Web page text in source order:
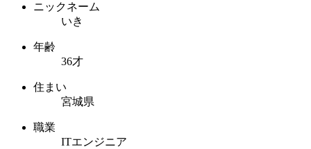
ニックネーム
いき
年齢
36才
住まい
宮城県
職業
ITエンジニア